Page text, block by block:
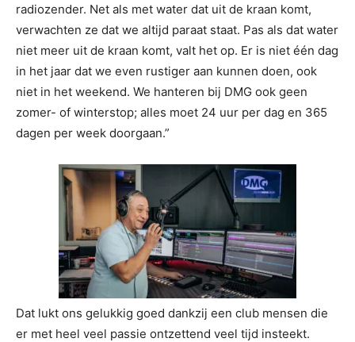
radiozender. Net als met water dat uit de kraan komt,
verwachten ze dat we altijd paraat staat. Pas als dat water
niet meer uit de kraan komt, valt het op. Er is niet één dag
in het jaar dat we even rustiger aan kunnen doen, ook
niet in het weekend. We hanteren bij DMG ook geen
zomer- of winterstop; alles moet 24 uur per dag en 365
dagen per week doorgaan.”
Dat lukt ons gelukkig goed dankzij een club mensen die
er met heel veel passie ontzettend veel tijd insteekt.